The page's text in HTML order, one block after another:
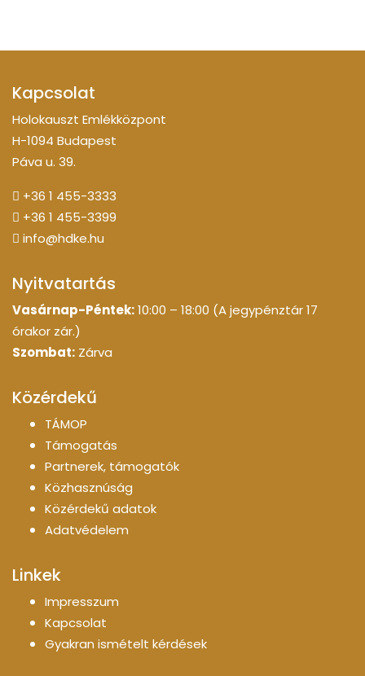
Kapcsolat
Holokauszt Emlékközpont
H-1094 Budapest
Páva u. 39.
+36 1 455-3333
+36 1 455-3399
info@hdke.hu
Nyitvatartás
Vasárnap-Péntek:10:00 – 18:00 (A jegypénztár 17
órakor zár.)
Szombat: Zárva
Közérdekű
TÁMOP
Támogatás
Partnerek, támogatók
Közhasznúság
Közérdekű adatok
Adatvédelem
Linkek
Impresszum
Kapcsolat
Gyakran ismételt kérdések